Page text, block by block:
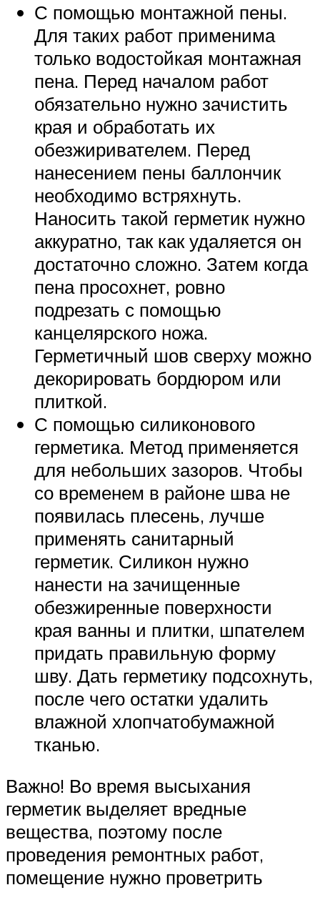
С помощью монтажной пены.
Для таких работ применима
только водостойкая монтажная
пена. Перед началом работ
обязательно нужно зачистить
края и обработать их
обезжиривателем. Перед
нанесением пены баллончик
необходимо встряхнуть.
Наносить такой герметик нужно
аккуратно, так как удаляется он
достаточно сложно. Затем когда
пена просохнет, ровно
подрезать с помощью
канцелярского ножа.
Герметичный шов сверху можно
декорировать бордюром или
плиткой.
С помощью силиконового
герметика. Метод применяется
для небольших зазоров. Чтобы
со временем в районе шва не
появилась плесень, лучше
применять санитарный
герметик. Силикон нужно
нанести на зачищенные
обезжиренные поверхности
края ванны и плитки, шпателем
придать правильную форму
шву. Дать герметику подсохнуть,
после чего остатки удалить
влажной хлопчатобумажной
тканью.
Важно! Во время высыхания
герметик выделяет вредные
вещества, поэтому после
проведения ремонтных работ,
помещение нужно проветрить